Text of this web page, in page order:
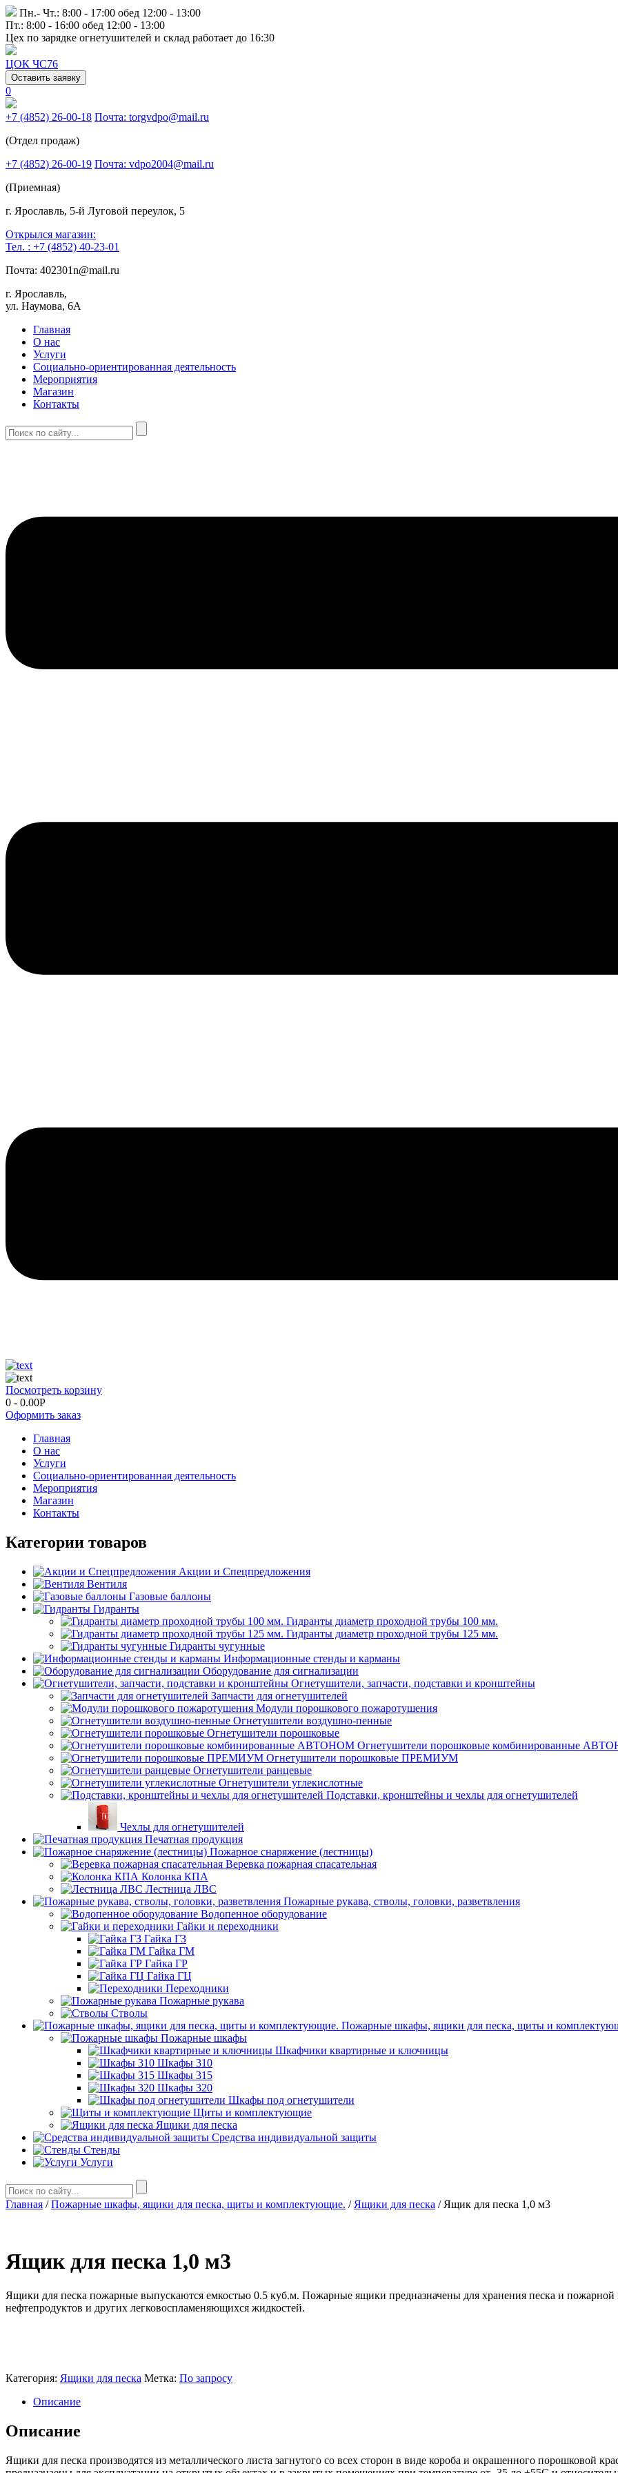
Пн.- Чт.: 8:00 - 17:00 обед 12:00 - 13:00
Пт.: 8:00 - 16:00 обед 12:00 - 13:00
Цех по зарядке огнетушителей и склад работает до 16:30
ЦОК ЧС76
Оставить заявку
0
+7 (4852) 26-00-18 Почта: torgvdpo@mail.ru
(Отдел продаж)
+7 (4852) 26-00-19 Почта: vdpo2004@mail.ru
(Приемная)
г. Ярославль, 5-й Луговой переулок, 5
Открылся магазин:
Тел. : +7 (4852) 40-23-01
Почта: 402301n@mail.ru
г. Ярославль,
ул. Наумова, 6А
Главная
О нас
Услуги
Социально-ориентированная деятельность
Мероприятия
Магазин
Контакты
Посмотреть корзину
0 - 0.00Р
Оформить заказ
Главная
О нас
Услуги
Социально-ориентированная деятельность
Мероприятия
Магазин
Контакты
Категории товаров
Акции и Спецпредложения
Вентиля
Газовые баллоны
Гидранты
Гидранты диаметр проходной трубы 100 мм.
Гидранты диаметр проходной трубы 125 мм.
Гидранты чугунные
Информационные стенды и карманы
Оборудование для сигнализации
Огнетушители, запчасти, подставки и кронштейны
Запчасти для огнетушителей
Модули порошкового пожаротушения
Огнетушители воздушно-пенные
Огнетушители порошковые
Огнетушители порошковые комбинированные
Огнетушители порошковые ПРЕМИУМ
Огнетушители ранцевые
Огнетушители углекислотные
Подставки, кронштейны и чехлы для огнетушителей
Чехлы для огнетушителей
Печатная продукция
Пожарное снаряжение (лестницы)
Веревка пожарная спасательная
Колонка КПА
Лестница ЛВС
Пожарные рукава, стволы, головки, разветвления
Водопенное оборудование
Гайки и переходники
Гайка ГЗ
Гайка ГМ
Гайка ГР
Гайка ГЦ
Переходники
Пожарные рукава
Стволы
Пожарные шкафы, ящики для песка, щиты и
Пожарные шкафы
Шкафчики квартирные и ключницы
Шкафы 310
Шкафы 315
Шкафы 320
Шкафы под огнетушители
Щиты и комплектующие
Ящики для песка
Средства индивидуальной защиты
Стенды
Услуги
Главная /Пожарные шкафы, ящики для песка, щиты и комплектующие. / Ящики для песка / Ящик для песка 1,0 м3
Ящик для песка 1,0 м3
Ящики для песка пожарные выпускаются емкостью 0.5 куб.м. Пожарные ящики предназначены для хранения песка и
нефтепродуктов и других легковоспламеняющихся жидкостей.
Категория: Ящики для песка Метка: По запросу
Описание
Описание
Ящики для песка производятся из металлического листа загнутого со всех сторон в виде короба и окрашенного порошковой